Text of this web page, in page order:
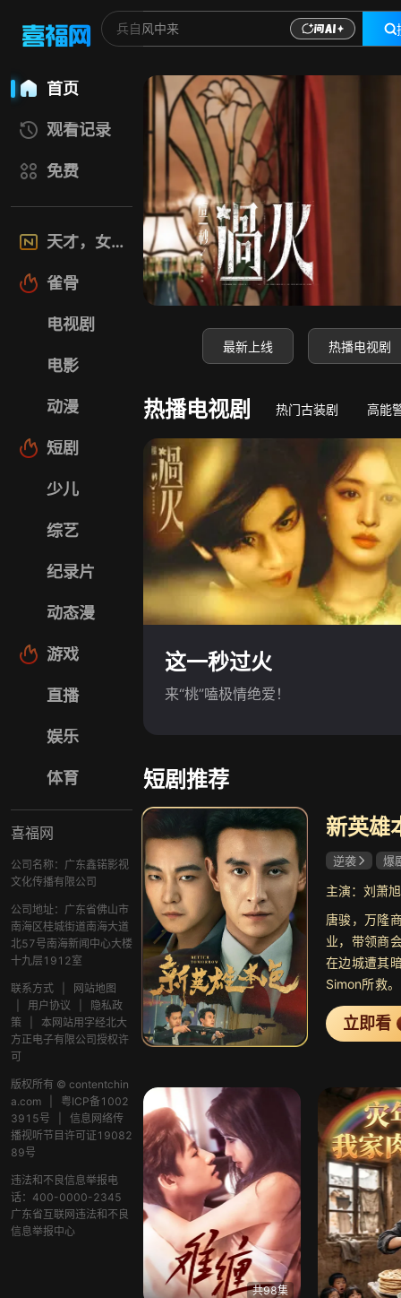
首页
观看记录
免费
天才，女友
雀骨
电视剧
电影
动漫
短剧
少儿
综艺
纪录片
动态漫
游戏
直播
娱乐
体育
喜福网
公司名称：广东鑫锘影视
文化传播有限公司
公司地址：广东省佛山市
南海区桂城街道南海大道
北57号南海新闻中心大楼
十九层1912室
联系方式
网站地图
用户协议
隐私政
策
本网站用字经北大
方正电子有限公司授权许
可
版权所有 © contentchin
a.com
粤ICP备1002
3915号
信息网络传
播视听节目许可证19082
89号
违法和不良信息举报电
话：400-0000-2345
广东省互联网违法和不良
信息举报中心
喜福影视网-高清电
最新上线 热播电视剧
热播电视剧 热门古装剧 高能
这一秒过火
来“桃”嗑极情绝爱！
短剧推荐
新英雄
逆袭 爆
主演：刘萧
唐骏，万隆
业，带领商
在边城遭其
Simon所救
兄弟大虾寻
城的雷威，
骏强忍悲痛
兄们引回正
些道义，值
活在心中。
牺牲与承诺
立即看
共98集